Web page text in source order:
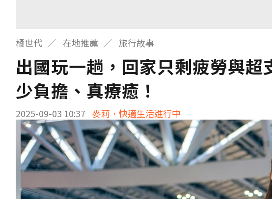
橘世代 在地推薦 旅行故事
出國玩一趟，回家只剩疲勞與
少負擔、真療癒！
2025-09-03 10:37 麥莉．快適生活進行中